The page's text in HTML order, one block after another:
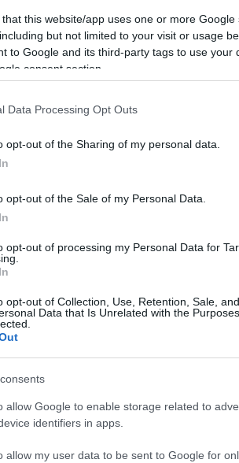
that this website/app uses one or more
but not limited to your visit or usage
to Google and its third-party tags to use your
consent section.
Data Processing Opt Outs
opt-out of the Sharing of my personal data.
opt-out of the Sale of my Personal Data.
opt-out of processing my Personal Data for
opt-out of Collection, Use, Retention, Sale,
Data that Is Unrelated with the
allow Google to enable storage related to
identifiers in apps.
allow my user data to be sent to Google for
nostra comunità e della vita
cliccando qui
nella sezione
Scrutatori Olbia Settimo Nizzi
Prossimo articolo